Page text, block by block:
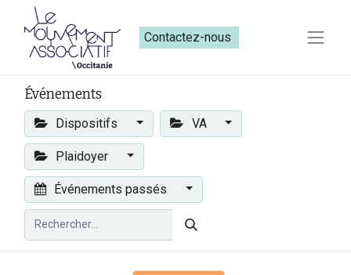
Contactez-nous​​
Événements
Dispositifs VA
Plaidoyer
Événements passés